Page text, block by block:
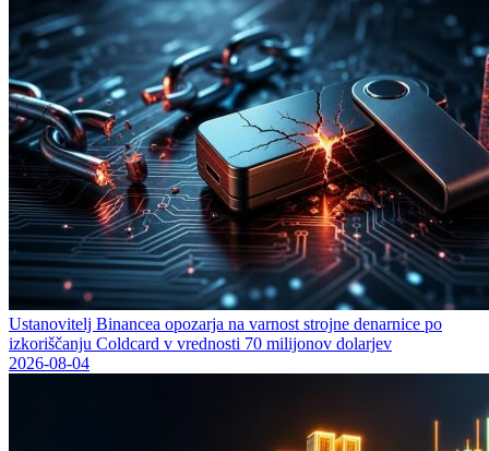
Ustanovitelj Binancea opozarja na varnost strojne denarnice po
izkoriščanju Coldcard v vrednosti 70 milijonov dolarjev
2026-08-04